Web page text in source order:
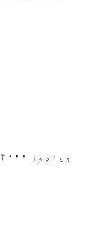
وینډوز ۲۰۰۰ / ایکس پی / ۷ / ویسټا / وین ۸